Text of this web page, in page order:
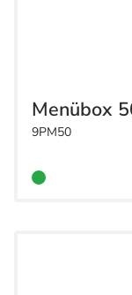
Menübox
9PM50